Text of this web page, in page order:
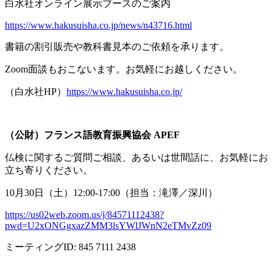
白水社オンライン展示ブースのご案内
https://www.hakusuisha.co.jp/news/n43716.html
書籍の割引販売や教科書見本のご依頼を承ります。
Zoom面談もおこないます。お気軽にお越しください。
（白水社HP） https://www.hakusuisha.co.jp/
（公財）フランス語教育振興協会APEF
仏検に関するご質問ご相談、あるいは世間話に、お気軽にお
立ち寄りください。
10月 30日（土） 12:00-17:00 （担当：滝澤／深川）
https://us02web.zoom.us/j/84571112438?
pwd=U2xONGgxazZMM3lsYWlJWnN2eTMvZz09
ミーティングID: 845 7111 2438